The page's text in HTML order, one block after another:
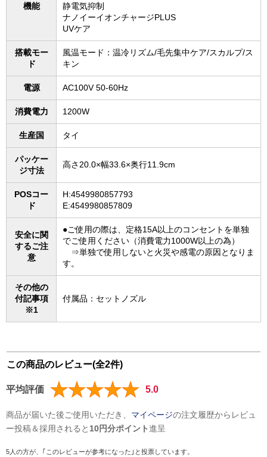
機能
静電気抑制
ナノイーイオンチャージPLUS
UVケア
搭載モー
ド
風温モード：温冷リズム/毛先集中ケア/スカルプ/ス
キン
電源 AC100V 50-60Hz
消費電力 1200W
生産国 タイ
パッケー
ジ寸法
高さ20.0×幅33.6×奥行11.9cm
POSコー
ド
H:4549980857793
E:4549980857809
安全に関
するご注
意
●ご使用の際は、定格15A以上のコンセントを単独
でご使用ください（消費電力1000W以上の為）
⇒単独で使用しないと火災や感電の原因となりま
す。
その他の
付記事項
※1
付属品：セットノズル
この商品のレビュー(全2件)
平均評価 5.0
商品が届いた後ご使用いただき、 マイページの注文履歴からレビュ
ー投稿＆採用されると 10円分ポイント進呈
5人の方が、｢このレビューが参考になった｣と投票しています。